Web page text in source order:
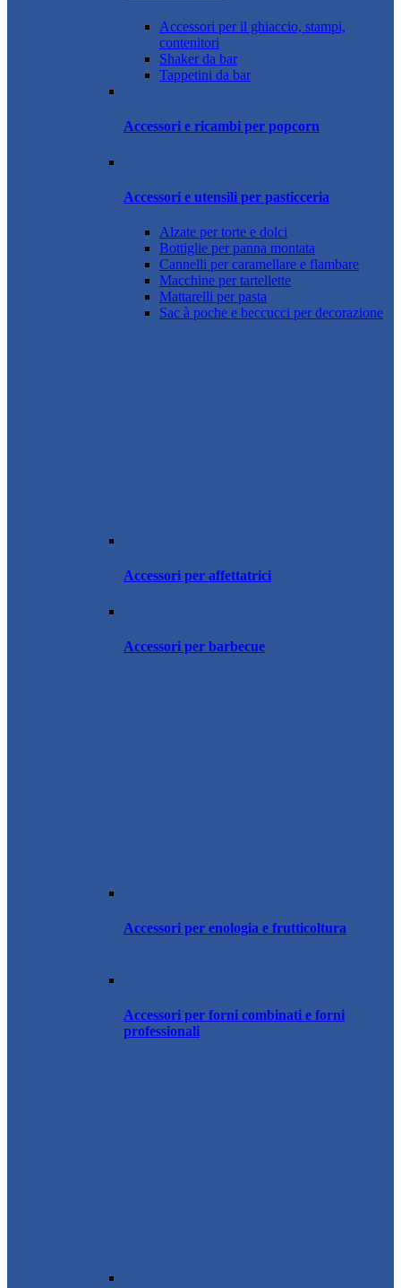
Accessori per il ghiaccio, stampi,
contenitori
Shaker da bar
Tappetini da bar
Accessori e ricambi per popcorn
Accessori e utensili per pasticceria
Alzate per torte e dolci
Bottiglie per panna montata
Cannelli per caramellare e flambare
Macchine per tartellette
Mattarelli per pasta
Sac à poche e beccucci per decorazione
Accessori per affettatrici
Accessori per barbecue
Accessori per enologia e frutticoltura
Accessori per forni combinati e forni
professionali